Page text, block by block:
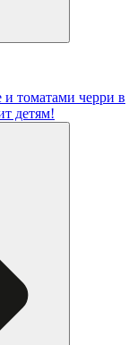
томатами черри в
детям!